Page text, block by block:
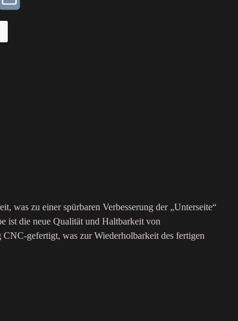
was zu einer spürbaren Verbesserung der „Unterseite“
ist die neue Qualität und Haltbarkeit von
gefertigt, was zur Wiederholbarkeit des fertigen